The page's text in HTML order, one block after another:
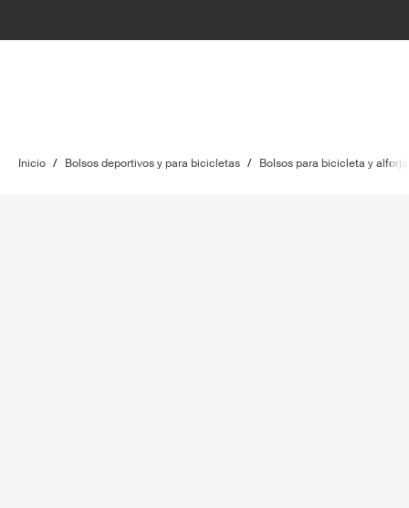
Inicio / Bolsos deportivos y para bicicletas / Bolsos para bicicleta y